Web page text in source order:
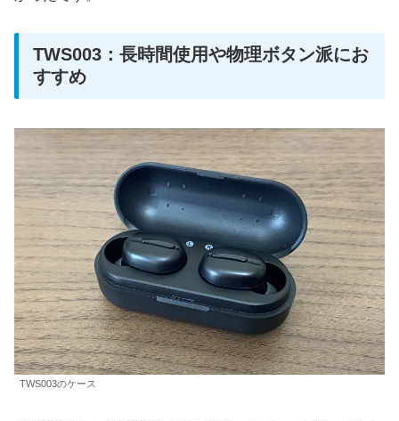
TWS003：長時間使用や物理ボタン派にお
すすめ
TWS003のケース